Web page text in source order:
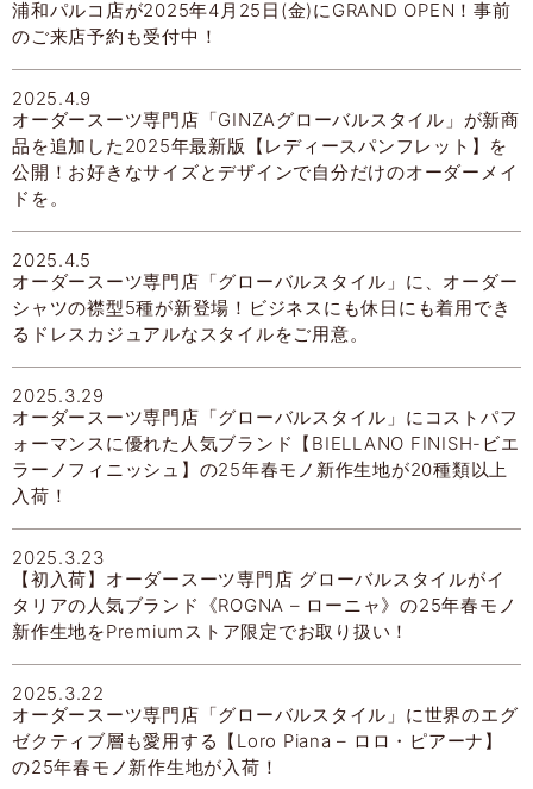
浦和パルコ店が2025年4月25日(金)にGRAND OPEN！事前
のご来店予約も受付中！
2025.4.9
オーダースーツ専門店「GINZAグローバルスタイル」が新商
品を追加した2025年最新版【レディースパンフレット】を
公開！お好きなサイズとデザインで自分だけのオーダーメイ
ドを。
2025.4.5
オーダースーツ専門店「グローバルスタイル」に、オーダー
シャツの襟型5種が新登場！ビジネスにも休日にも着用でき
るドレスカジュアルなスタイルをご用意。
2025.3.29
オーダースーツ専門店「グローバルスタイル」にコストパフ
ォーマンスに優れた人気ブランド【BIELLANO FINISH-ビエ
ラーノフィニッシュ】の25年春モノ新作生地が20種類以上
入荷！
2025.3.23
【初入荷】オーダースーツ専門店 グローバルスタイルがイ
タリアの人気ブランド《ROGNA – ローニャ》の25年春モノ
新作生地をPremiumストア限定でお取り扱い！
2025.3.22
オーダースーツ専門店「グローバルスタイル」に世界のエグ
ゼクティブ層も愛用する【Loro Piana – ロロ・ピアーナ】
の25年春モノ新作生地が入荷！